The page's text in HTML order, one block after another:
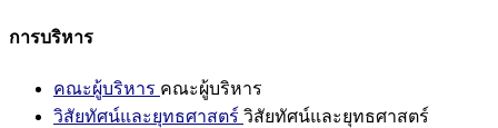
การบริหาร
คณะผู้บริหาร คณะผู้บริหาร
วิสัยทัศน์และยุทธศาสตร์ วิสัยทัศน์และยุทธศาสตร์